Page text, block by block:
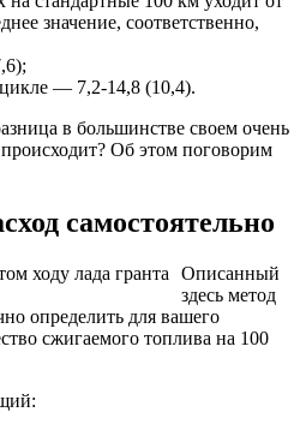
значение, соответственно,
— 7,2-14,8 (10,4).
в большинстве своем очень
Об этом поговорим
самостоятельно
Описанный
здесь метод
определить для вашего
сжигаемого топлива на 100